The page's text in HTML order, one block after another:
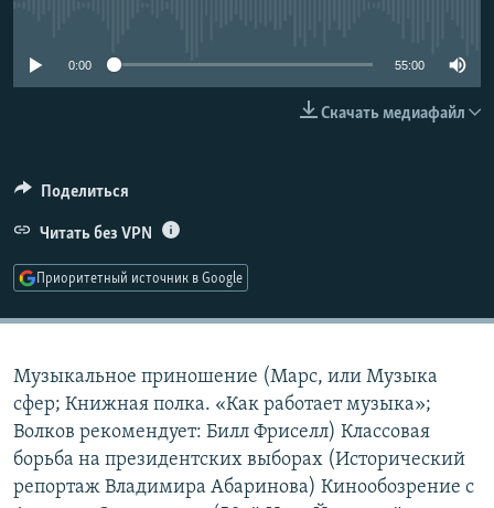
ПОДПИШИТЕСЬ НА РАССЫЛКУ
Все сайты РСЕ/РС
0:00 55:00
Скачать медиафайл
Поделиться
Читать без VPN
Приоритетный источник в Google
Музыкальное приношение (Марс, или Музыка
сфер; Книжная полка. «Как работает музыка»;
Волков рекомендует: Билл Фриселл) Классовая
борьба на президентских выборах (Исторический
репортаж Владимира Абаринова) Кинообозрение с